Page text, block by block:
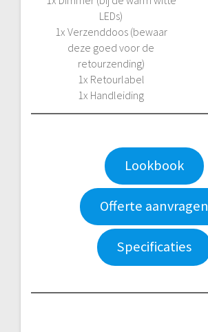
LEDs)
1x Verzenddoos (bewaar
deze goed voor de
retourzending)
1x Retourlabel
1x Handleiding
Lookbook
Offerte aanvragen
Specificaties